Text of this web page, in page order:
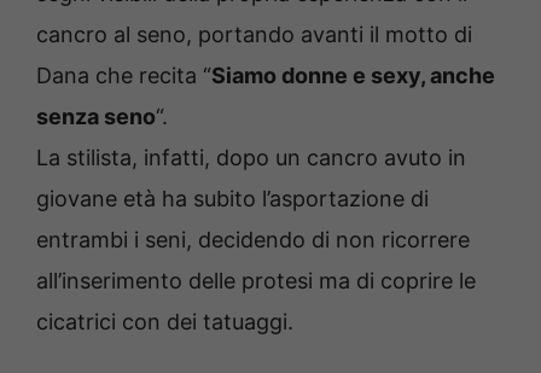
cancro al seno, portando avanti il motto di
Dana che recita “Siamo donne e sexy, anche
senza seno“.
La stilista, infatti, dopo un cancro avuto in
giovane età ha subito l’asportazione di
entrambi i seni, decidendo di non ricorrere
all’inserimento delle protesi ma di coprire le
cicatrici con dei tatuaggi.